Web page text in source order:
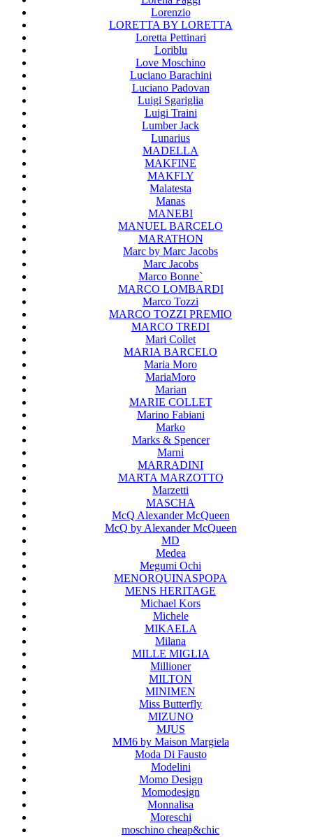
Lorenzio
LORETTA BY LORETTA
Loretta Pettinari
Loriblu
Love Moschino
Luciano Barachini
Luciano Padovan
Luigi Sgariglia
Luigi Traini
Lumber Jack
Lunarius
MADELLA
MAKFINE
MAKFLY
Malatesta
Manas
MANEBI
MANUEL BARCELO
MARATHON
Marc by Marc Jacobs
Marc Jacobs
Marco Bonne`
MARCO LOMBARDI
Marco Tozzi
MARCO TOZZI PREMIO
MARCO TREDI
Mari Collet
MARIA BARCELO
Maria Moro
MariaMoro
Marian
MARIE COLLET
Marino Fabiani
Marko
Marks & Spencer
Marni
MARRADINI
MARTA MARZOTTO
Marzetti
MASCHA
McQ Alexander McQueen
McQ by Alexander McQueen
MD
Medea
Megumi Ochi
MENORQUINASPOPA
MENS HERITAGE
Michael Kors
Michele
MIKAELA
Milana
MILLE MIGLIA
Millioner
MILTON
MINIMEN
Miss Butterfly
MIZUNO
MJUS
MM6 by Maison Margiela
Moda Di Fausto
Modelini
Momo Design
Momodesign
Monnalisa
Moreschi
moschino cheap&chic